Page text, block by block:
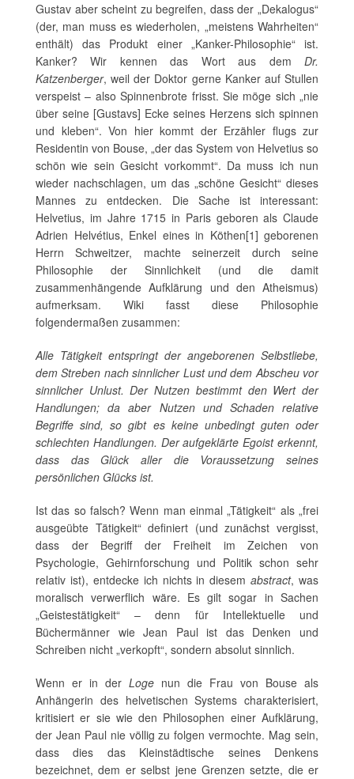
Gustav aber scheint zu begreifen, dass der „Dekalogus“
(der, man muss es wiederholen, „meistens Wahrheiten“
enthält) das Produkt einer „Kanker-Philosophie“ ist.
Kanker? Wir kennen das Wort aus dem Dr.
Katzenberger, weil der Doktor gerne Kanker auf Stullen
verspeist – also Spinnenbrote frisst. Sie möge sich „nie
über seine [Gustavs] Ecke seines Herzens sich spinnen
und kleben“. Von hier kommt der Erzähler flugs zur
Residentin von Bouse, „der das System von Helvetius so
schön wie sein Gesicht vorkommt“. Da muss ich nun
wieder nachschlagen, um das „schöne Gesicht“ dieses
Mannes zu entdecken. Die Sache ist interessant:
Helvetius, im Jahre 1715 in Paris geboren als Claude
Adrien Helvétius, Enkel eines in Köthen[1] geborenen
Herrn Schweitzer, machte seinerzeit durch seine
Philosophie der Sinnlichkeit (und die damit
zusammenhängende Aufklärung und den Atheismus)
aufmerksam. Wiki fasst diese Philosophie
folgendermaßen zusammen:
Alle Tätigkeit entspringt der angeborenen Selbstliebe,
dem Streben nach sinnlicher Lust und dem Abscheu vor
sinnlicher Unlust. Der Nutzen bestimmt den Wert der
Handlungen; da aber Nutzen und Schaden relative
Begriffe sind, so gibt es keine unbedingt guten oder
schlechten Handlungen. Der aufgeklärte Egoist erkennt,
dass das Glück aller die Voraussetzung seines
persönlichen Glücks ist.
Ist das so falsch? Wenn man einmal „Tätigkeit“ als „frei
ausgeübte Tätigkeit“ definiert (und zunächst vergisst,
dass der Begriff der Freiheit im Zeichen von
Psychologie, Gehirnforschung und Politik schon sehr
relativ ist), entdecke ich nichts in diesemabstract, was
moralisch verwerflich wäre. Es gilt sogar in Sachen
„Geistestätigkeit“ – denn für Intellektuelle und
Büchermänner wie Jean Paul ist das Denken und
Schreiben nicht „verkopft“, sondern absolut sinnlich.
Wenn er in der Loge nun die Frau von Bouse als
Anhängerin des helvetischen Systems charakterisiert,
kritisiert er sie wie den Philosophen einer Aufklärung,
der Jean Paul nie völlig zu folgen vermochte. Mag sein,
dass dies das Kleinstädtische seines Denkens
bezeichnet, dem er selbst jene Grenzen setzte, die er